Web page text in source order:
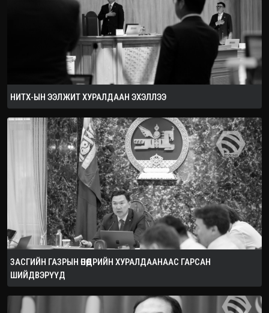
НИТХ-ЫН ЭЭЛЖИТ ХУРАЛДААН ЭХЭЛЛЭЭ
ЗАСГИЙН ГАЗРЫН ӨНӨӨДРИЙН ХУРАЛДААНААС ГАРСАН
ШИЙДВЭРҮҮД